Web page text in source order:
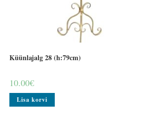
Küünlajalg 28 (h:79cm)
10.00€
Lisa korvi